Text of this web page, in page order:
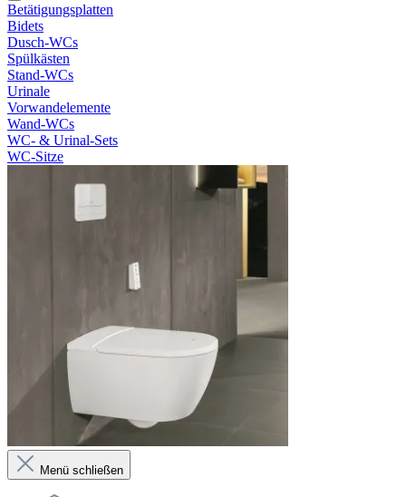
Betätigungsplatten
Bidets
Dusch-WCs
Spülkästen
Stand-WCs
Urinale
Vorwandelemente
Wand-WCs
WC- & Urinal-Sets
WC-Sitze
Menü schließen